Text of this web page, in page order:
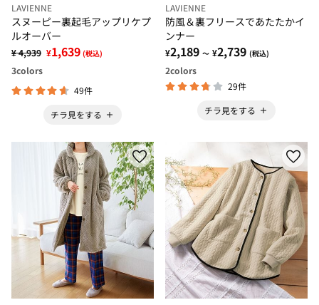
LAVIENNE
スヌーピー裏起毛アップリケプ
ルオーバー
¥ 4,939 ¥1,639 (税込)
3colors
49件
チラ見をする
LAVIENNE
防風＆裏フリースであたたかイ
ンナー
¥2,189 ～ ¥2,739 (税込)
2colors
29件
チラ見をする